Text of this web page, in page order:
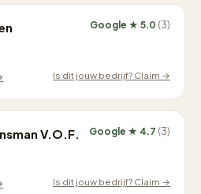
Google ★ 5.0 (3)
Is dit jouw bedrijf? Claim →
V.O.F. Google ★ 4.7 (3)
Is dit jouw bedrijf? Claim →